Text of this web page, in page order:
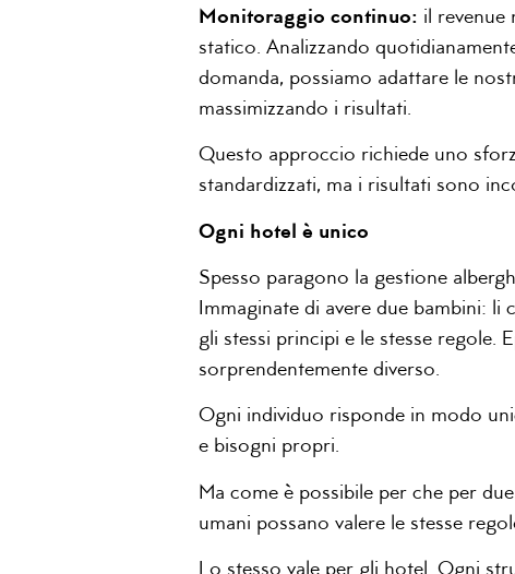
Monitoraggio continuo: il revenue
statico. Analizzando
domanda, possiamo adattare le
massimizzando i risultati.
Questo approccio richiede uno
standardizzati, ma i risultati sono
Ogni hotel è unico
Spesso paragono la gestione
Immaginate di avere due bambini: li
gli stessi principi e le stesse regole.
sorprendentemente diverso.
Ogni individuo risponde in modo
e bisogni propri.
Ma come è possibile per che per
umani possano valere le stesse